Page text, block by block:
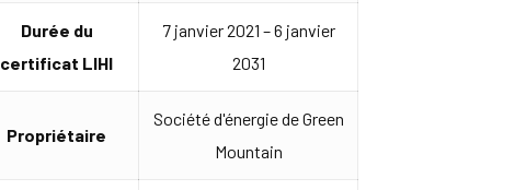
Durée du
certificat LIHI
7 janvier 2021 – 6 janvier
2031
Propriétaire
Société d'énergie de Green
Mountain